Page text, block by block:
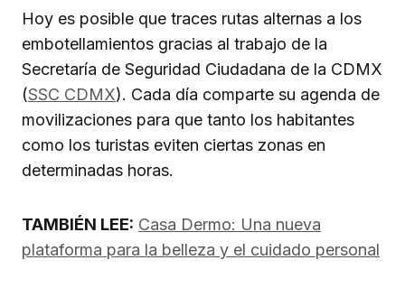
Hoy es posible que traces rutas alternas a los
embotellamientos gracias al trabajo de la
Secretaría de Seguridad Ciudadana de la CDMX
(SSC CDMX). Cada día comparte su agenda de
movilizaciones para que tanto los habitantes
como los turistas eviten ciertas zonas en
determinadas horas.
TAMBIÉN LEE: Casa Dermo: Una nueva
plataforma para la belleza y el cuidado personal